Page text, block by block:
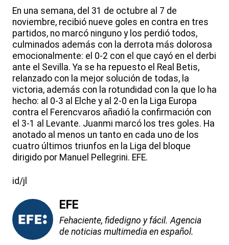
En una semana, del 31 de octubre al 7 de
noviembre, recibió nueve goles en contra en tres
partidos, no marcó ninguno y los perdió todos,
culminados además con la derrota más dolorosa
emocionalmente: el 0-2 con el que cayó en el derbi
ante el Sevilla. Ya se ha repuesto el Real Betis,
relanzado con la mejor solución de todas, la
victoria, además con la rotundidad con la que lo ha
hecho: al 0-3 al Elche y al 2-0 en la Liga Europa
contra el Ferencvaros añadió la confirmación con
el 3-1 al Levante. Juanmi marcó los tres goles. Ha
anotado al menos un tanto en cada uno de los
cuatro últimos triunfos en la Liga del bloque
dirigido por Manuel Pellegrini. EFE.
id/jl
EFE
Fehaciente, fidedigno y fácil. Agencia
de noticias multimedia en español.